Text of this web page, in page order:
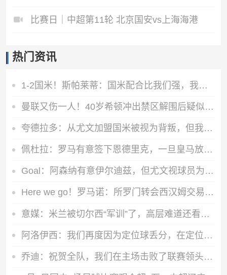
比赛日｜中超第11轮 北京国安vs上海海港
热门资讯
1-2国米！斯帕莱蒂：国米配合比我们强，我们球员很棒 整体是关键
曼联又伤一人！40岁希顿冲出禁区解围后疑似拉伤，被换下
夸德拉多：从尤文加盟国米被视为背叛，但我失业必须寻找其他选择
佩杜拉：罗马有意签下恩德里克，一旦皇马放行将直接加入争夺战
Goal：阿森纳有意伊尔迪兹，但尤文视球员为非卖品，除非天价购买
Here we go！罗马诺：所罗门转会西汉姆交易达成，总价达700万镑
意媒：米兰被切尔西“军训”了，高层难道还看不出阵容短板？
阿洛伊西：我们再度因为定位球丢分，在定位球防守上犯了一些错误
乔迪：祝贺全队，我们在主场击败了联赛领头羊，顺利拿下宝贵三分